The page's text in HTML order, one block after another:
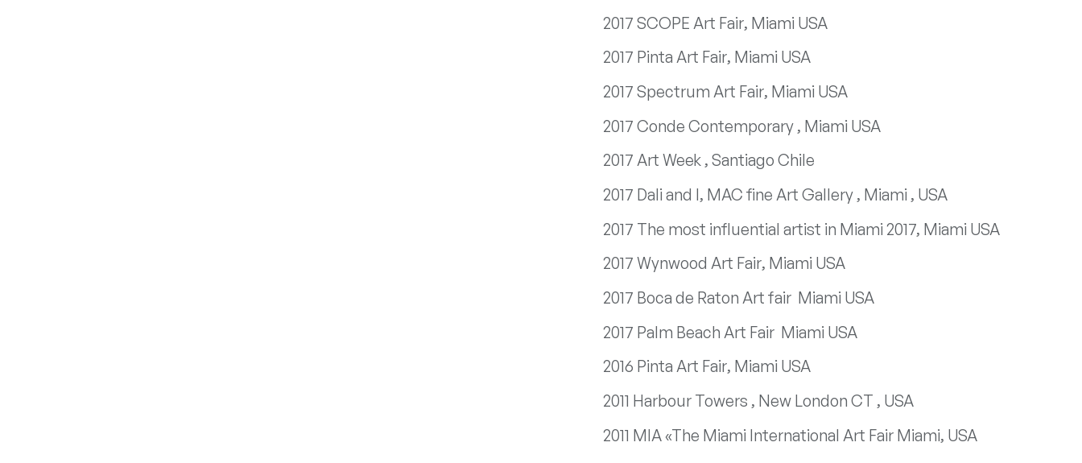
2017 SCOPE Art Fair, Miami USA
2017 Pinta Art Fair, Miami USA
2017 Spectrum Art Fair, Miami USA
2017 Conde Contemporary , Miami USA
2017 Art Week , Santiago Chile
2017 Dali and I, MAC fine Art Gallery , Miami , USA
2017 The most influential artist in Miami 2017, Miami USA
2017 Wynwood Art Fair, Miami USA
2017 Boca de Raton Art fair Miami USA
2017 Palm Beach Art Fair Miami USA
2016 Pinta Art Fair, Miami USA
2011 Harbour Towers , New London CT , USA
2011 MIA «The Miami International Art Fair Miami, USA